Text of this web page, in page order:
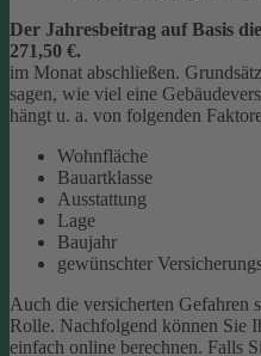
Der Jahresbeitrag auf Basis
271,50 €.
im Monat abschließen.
sagen, wie viel eine
hängt u. a. von folgenden
Wohnfläche
Bauartklasse
Ausstattung
Lage
Baujahr
gewünschter
Auch die versicherten Gefahren
Rolle. Nachfolgend können Sie
einfach online berechnen. Falls